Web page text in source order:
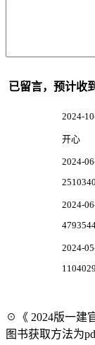
已留言，预计收
2024-
开心
2024-
2024-
2024-
☉《 2024版一建
图书获取方法为